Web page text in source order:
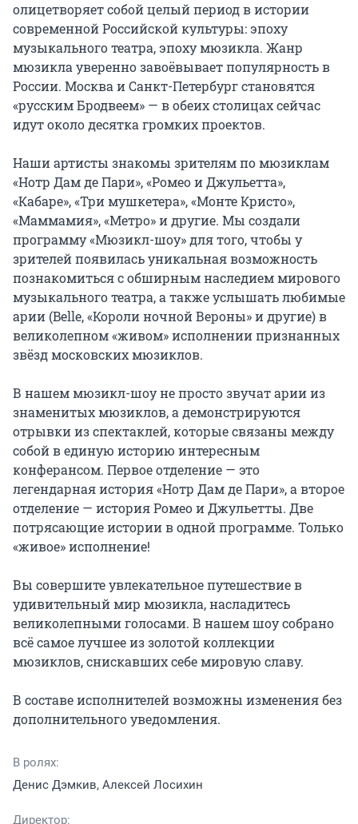
олицетворяет собой целый период в истории
современной Российской культуры: эпоху
музыкального театра, эпоху мюзикла. Жанр
мюзикла уверенно завоёвывает популярность в
России. Москва и Санкт-Петербург становятся
«русским Бродвеем» — в обеих столицах сейчас
идут около десятка громких проектов.
Наши артисты знакомы зрителям по мюзиклам
«Нотр Дам де Пари», «Ромео и Джульетта»,
«Кабаре», «Три мушкетера», «Монте Кристо»,
«Маммамия», «Метро» и другие. Мы создали
программу «Мюзикл-шоу» для того, чтобы у
зрителей появилась уникальная возможность
познакомиться с обширным наследием мирового
музыкального театра, а также услышать любимые
арии (Belle, «Короли ночной Вероны» и другие) в
великолепном «живом» исполнении признанных
звёзд московских мюзиклов.
В нашем мюзикл-шоу не просто звучат арии из
знаменитых мюзиклов, а демонстрируются
отрывки из спектаклей, которые связаны между
собой в единую историю интересным
конферансом. Первое отделение — это
легендарная история «Нотр Дам де Пари», а второе
отделение — история Ромео и Джульетты. Две
потрясающие истории в одной программе. Только
«живое» исполнение!
Вы совершите увлекательное путешествие в
удивительный мир мюзикла, насладитесь
великолепными голосами. В нашем шоу собрано
всё самое лучшее из золотой коллекции
мюзиклов, снискавших себе мировую славу.
В составе исполнителей возможны изменения без
дополнительного уведомления.
В ролях:
Денис Дэмкив, Алексей Лосихин
Директор: